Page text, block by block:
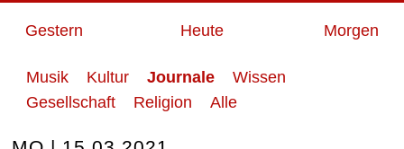
Gestern Heute Morgen
Musik Kultur Journale
Wissen
Gesellschaft
Religion Alle